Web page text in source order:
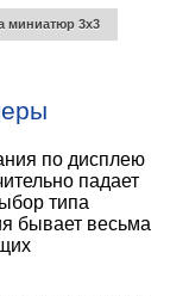
миниатюр 3х3
по дисплею
падает
типа
бывает весьма